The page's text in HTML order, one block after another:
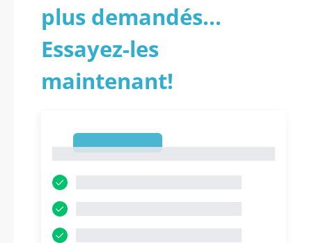
plus demandés...
Essayez-les
maintenant!